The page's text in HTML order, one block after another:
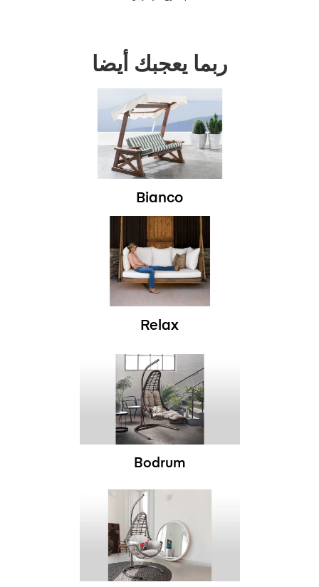
ربما يعجبك أيضا
Bianco
Relax
Bodrum